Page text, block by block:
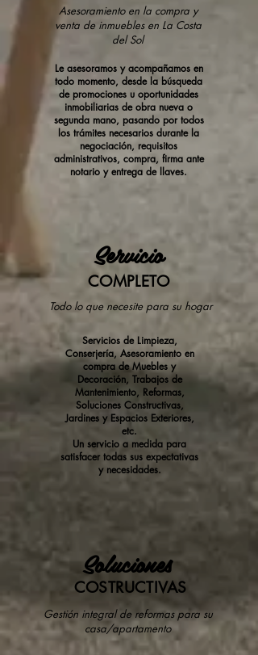
Asesoramiento en la compra y
venta de inmuebles en La Costa
del Sol
Le asesoramos y acompañamos en
todo momento, desde la búsqueda
de promociones u oportunidades
inmobiliarias de obra nueva o
segunda mano, pasando por todos
los trámites necesarios durante la
negociación, requisitos
administrativos, compra, firma ante
notario y entrega de llaves.
COMPLETO
Servicio
Todo lo que necesite para su hogar
Servicios de Limpieza,
Conserjería, Asesoramiento en
compra de Muebles y
Decoración, Trabajos de
Mantenimiento, Reformas,
Soluciones Constructivas,
Jardines y Espacios Exteriores,
etc.
Un servicio a medida para
satisfacer todas sus expectativas
y necesidades.
COSTRUCTIVAS
Soluciones
Gestión integral de reformas para su
casa/apartamento